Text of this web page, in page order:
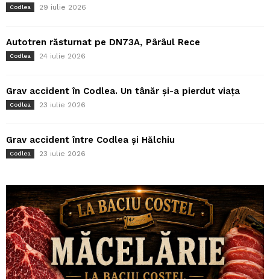
Codlea 29 iulie 2026
Autotren răsturnat pe DN73A, Pârâul Rece
Codlea 24 iulie 2026
Grav accident în Codlea. Un tânăr și-a pierdut viața
Codlea 23 iulie 2026
Grav accident între Codlea și Hălchiu
Codlea 23 iulie 2026